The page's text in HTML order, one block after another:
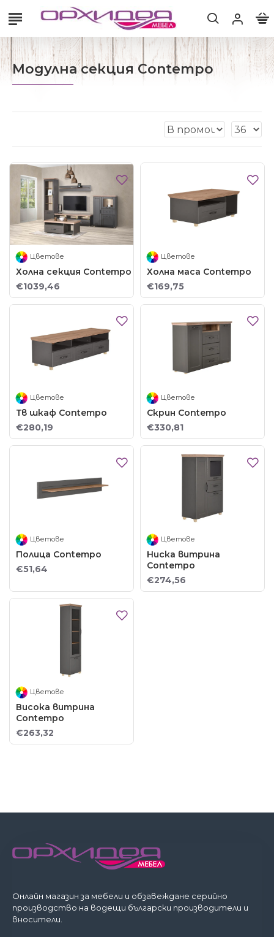
Модулна секция Contempo
Цветове
Холна секция Contempo
€1039,46
Цветове
Холна маса Contempo
€169,75
Цветове
Тв шкаф Contempo
€280,19
Цветове
Скрин Contempo
€330,81
Цветове
Полица Contempo
€51,64
Цветове
Ниска витрина
Contempo
€274,56
Цветове
Висока витрина
Contempo
€263,32
Онлайн магазин за мебели и обзавеждане серийно
производство на водещи български производители и
вносители.